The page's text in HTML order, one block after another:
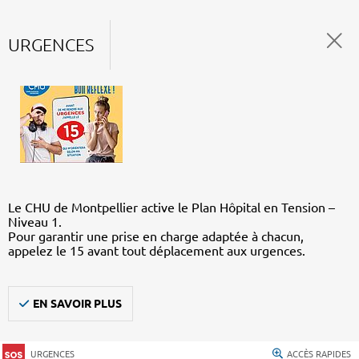
URGENCES
Le CHU de Montpellier active le Plan Hôpital en Tension –
Niveau 1.
Pour garantir une prise en charge adaptée à chacun,
appelez le 15 avant tout déplacement aux urgences.
EN SAVOIR PLUS
URGENCES ACCÈS RAPIDES